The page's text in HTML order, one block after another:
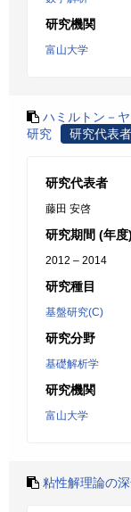
研究機関
富山大学
ハミルトン－
研究
研究代表者
研究代表者
藤田 安啓
研究期間 (年度)
2012 – 2014
研究種目
基盤研究(C)
研究分野
基礎解析学
研究機関
富山大学
粘性解理論の